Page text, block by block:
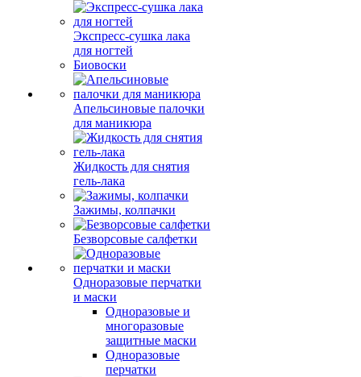
Экспресс-сушка лака
для ногтей
Биовоски
Апельсиновые палочки
для маникюра
Жидкость для снятия
гель-лака
Зажимы, колпачки
Безворсовые салфетки
Одноразовые перчатки
и маски
Одноразовые и
многоразовые
защитные маски
Одноразовые
перчатки